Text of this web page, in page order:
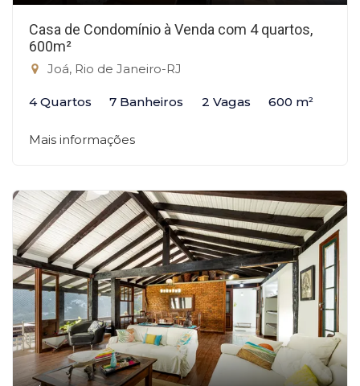
Casa de Condomínio à Venda com 4 quartos,
600m²
Joá, Rio de Janeiro-RJ
4 Quartos 7 Banheiros 2 Vagas 600 m²
Mais informações